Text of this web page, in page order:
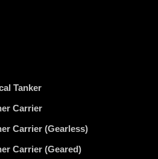
Tanker
Carrier
Carrier (Gearless)
Carrier (Geared)